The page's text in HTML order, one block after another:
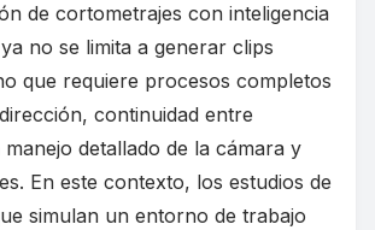
de cortometrajes con inteligencia
no se limita a generar clips
que requiere procesos completos
continuidad entre
detallado de la cámara y
En este contexto, los estudios de
simulan un entorno de trabajo